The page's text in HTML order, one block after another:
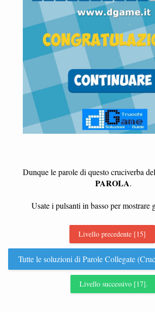
Dunque le parole di questo cruciverba
PAROLA.
Usate i pulsanti in basso per
Livello precedente [15]
Tutte le soluzioni di Parole Collegate
Livello successivo [17].